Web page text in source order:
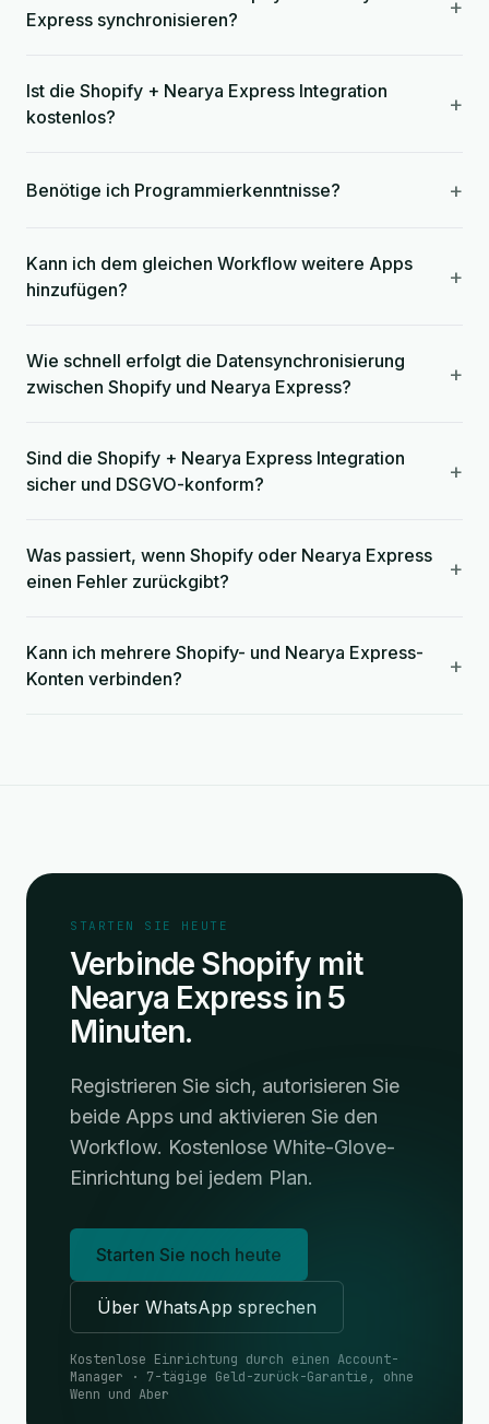
Express synchronisieren?
+
Ist die Shopify + Nearya Express Integration
kostenlos?
+
Benötige ich Programmierkenntnisse? +
Kann ich dem gleichen Workflow weitere Apps
hinzufügen?
+
Wie schnell erfolgt die Datensynchronisierung
zwischen Shopify und Nearya Express?
+
Sind die Shopify + Nearya Express Integration
sicher und DSGVO-konform?
+
Was passiert, wenn Shopify oder Nearya Express
einen Fehler zurückgibt?
+
Kann ich mehrere Shopify- und Nearya Express-
Konten verbinden?
+
STARTEN SIE HEUTE
Verbinde Shopify mit
Nearya Express in 5
Minuten.
Registrieren Sie sich, autorisieren Sie
beide Apps und aktivieren Sie den
Workflow. Kostenlose White-Glove-
Einrichtung bei jedem Plan.
Starten Sie noch heute
Über WhatsApp sprechen
Kostenlose Einrichtung durch einen Account-
Manager · 7-tägige Geld-zurück-Garantie, ohne
Wenn und Aber